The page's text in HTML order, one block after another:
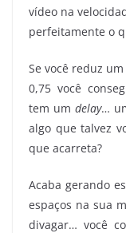
vídeo na
perfeitamente o
Se você reduz
0,75 você
tem um delay…
algo que talvez
que acarreta?
Acaba gerando
espaços na sua
divagar… você